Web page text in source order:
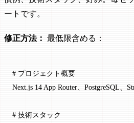
ートです。
修正方法： 最低限含める：
# プロジェクト概要
Next.js 14 App Router、PostgreSQL
# 技術スタック